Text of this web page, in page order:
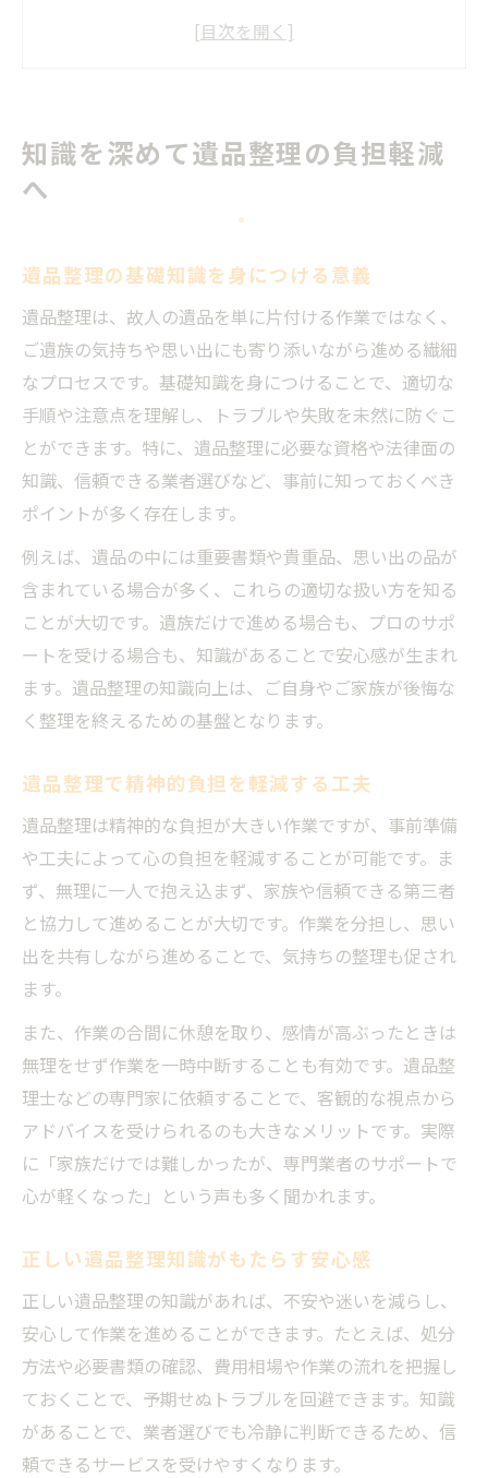
正しい遺品整理知識がもたらす安心感
遺品整理のポイントと安心できる進め方
遺品整理知識がトラブル予防に直結する理
由
遺品整理の不安を減らすサポート活用法
スムーズな遺品整理のために必要な知識
遺品整理の手順と必要な知識を徹底解説
スムーズな遺品整理に活かせる知識とは
遺品整理成功のカギは知識の有無にあり
遺品整理で失敗を防ぐ心得とは
遺品整理でよくある失敗とその対策法
失敗しない遺品整理知識のポイント
遺品整理の注意点と事前準備の重要性
遺品整理の心得を知り安心を得る方法
専門的な視点で見る遺品整理の重要ポイント
専門家が語る遺品整理知識の基本
遺品整理知識を深めるための勉強法
専門知識が遺品整理の信頼性を高める
トラブル回避に役立つ遺品整理のコツ
遺品整理で発生しやすいトラブル防止策
遺品整理知識を活かしたリスク回避術
安心して遺品整理を進めるためのコツ
遺品整理のトラブル事例から学ぶ知識
知識を深めて遺品整理の負担軽減
へ
遺品整理の基礎知識を身につける意義
遺品整理は、故人の遺品を単に片付ける作業ではなく、
ご遺族の気持ちや思い出にも寄り添いながら進める繊細
なプロセスです。基礎知識を身につけることで、適切な
手順や注意点を理解し、トラブルや失敗を未然に防ぐこ
とができます。特に、遺品整理に必要な資格や法律面の
知識、信頼できる業者選びなど、事前に知っておくべき
ポイントが多く存在します。
例えば、遺品の中には重要書類や貴重品、思い出の品が
含まれている場合が多く、これらの適切な扱い方を知る
ことが大切です。遺族だけで進める場合も、プロのサポ
ートを受ける場合も、知識があることで安心感が生まれ
ます。遺品整理の知識向上は、ご自身やご家族が後悔な
く整理を終えるための基盤となります。
遺品整理で精神的負担を軽減する工夫
遺品整理は精神的な負担が大きい作業ですが、事前準備
や工夫によって心の負担を軽減することが可能です。ま
ず、無理に一人で抱え込まず、家族や信頼できる第三者
と協力して進めることが大切です。作業を分担し、思い
出を共有しながら進めることで、気持ちの整理も促され
ます。
また、作業の合間に休憩を取り、感情が高ぶったときは
無理をせず作業を一時中断することも有効です。遺品整
理士などの専門家に依頼することで、客観的な視点から
アドバイスを受けられるのも大きなメリットです。実際
に「家族だけでは難しかったが、専門業者のサポートで
心が軽くなった」という声も多く聞かれます。
正しい遺品整理知識がもたらす安心感
正しい遺品整理の知識があれば、不安や迷いを減らし、
安心して作業を進めることができます。たとえば、処分
方法や必要書類の確認、費用相場や作業の流れを把握し
ておくことで、予期せぬトラブルを回避できます。知識
があることで、業者選びでも冷静に判断できるため、信
頼できるサービスを受けやすくなります。